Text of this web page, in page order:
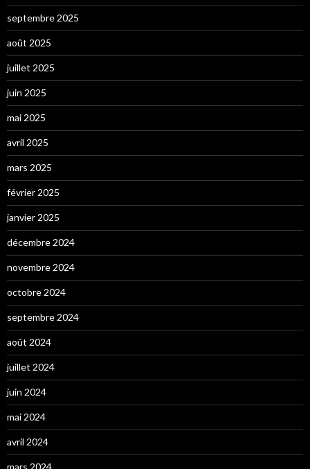
septembre 2025
août 2025
juillet 2025
juin 2025
mai 2025
avril 2025
mars 2025
février 2025
janvier 2025
décembre 2024
novembre 2024
octobre 2024
septembre 2024
août 2024
juillet 2024
juin 2024
mai 2024
avril 2024